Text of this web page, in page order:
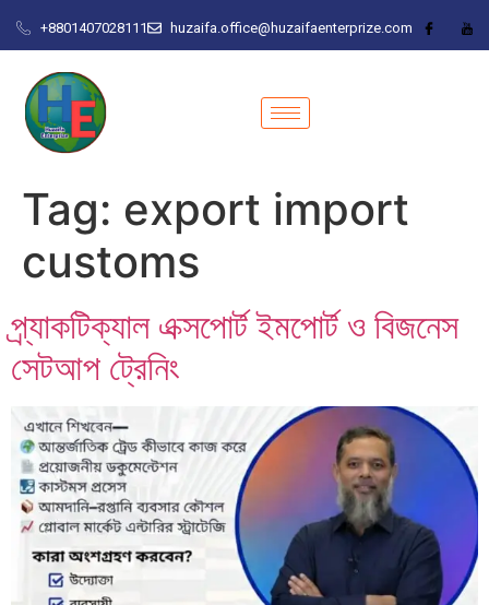
+8801407028111 huzaifa.office@huzaifaenterprize.com
Tag: export import
customs
প্র্যাকটিক্যাল এক্সপোর্ট ইমপোর্ট ও বিজনেস
সেটআপ ট্রেনিং